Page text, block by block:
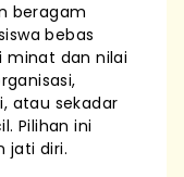
beragam
bebas
minat dan nilai
atau sekadar
Pilihan ini
jati diri.